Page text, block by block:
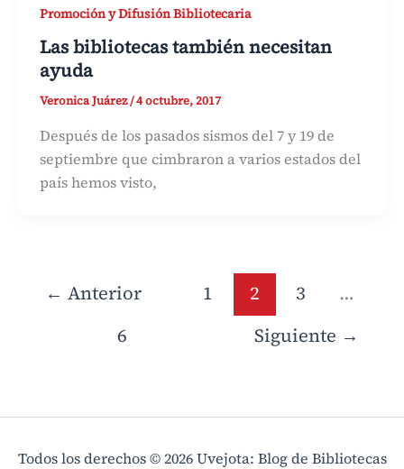
Promoción y Difusión Bibliotecaria
Las bibliotecas también necesitan
ayuda
Veronica Juárez/4 octubre, 2017
Después de los pasados sismos del 7 y 19 de
septiembre que cimbraron a varios estados del
país hemos visto,
← Anterior 1 2 3
…
6
Siguiente →
Todos los derechos © 2026 Uvejota: Blog de Bibliotecas